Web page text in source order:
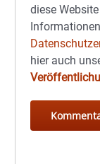
diese
hier auch